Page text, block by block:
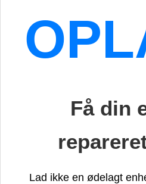
Få din
Lad ikke en ødelagt